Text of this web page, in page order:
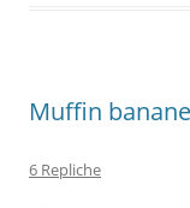
Muffin
6 Repliche